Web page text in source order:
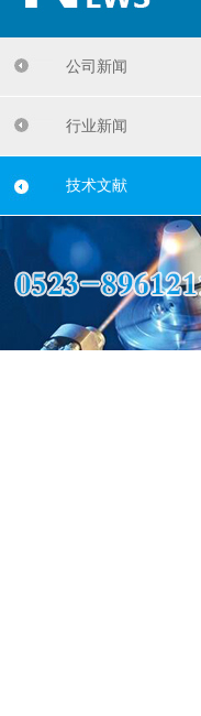
公司新闻
行业新闻
技术文献